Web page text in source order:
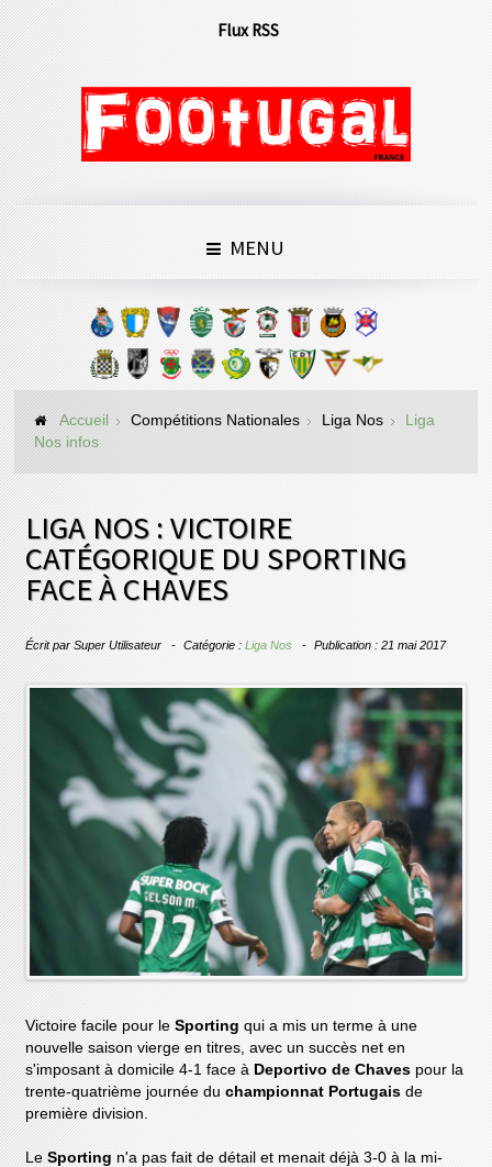
Flux RSS
MENU
Accueil Compétitions Nationales Liga Nos
Liga
Nos infos
LIGA NOS : VICTOIRE
CATÉGORIQUE DU SPORTING
FACE À CHAVES
Écrit parSuper Utilisateur Catégorie :Liga Nos Publication : 21 mai 2017
Victoire facile pour leSportingqui a mis un terme à une
nouvelle saison vierge en titres, avec un succès net en
s'imposant à domicile 4-1 face à Deportivo de Chaves pour la
trente-quatrième journée duchampionnat Portugais de
première division.
LeSportingn'a pas fait de détail et menait déjà 3-0 à la mi-